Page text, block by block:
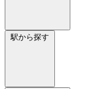
駅から探す